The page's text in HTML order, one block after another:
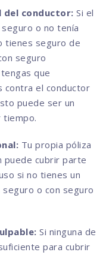
del conductor: Si el
o no tenía
tienes seguro de
seguro
que
contra el conductor
puede ser un
tiempo.
Tu propia póliza
puede cubrir parte
si no tienes un
o con seguro
Si ninguna de
para cubrir